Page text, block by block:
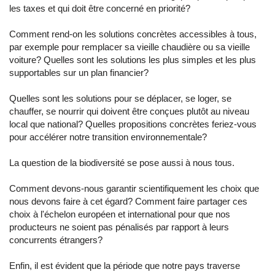
les taxes et qui doit être concerné en priorité?
Comment rend-on les solutions concrètes accessibles à tous,
par exemple pour remplacer sa vieille chaudière ou sa vieille
voiture? Quelles sont les solutions les plus simples et les plus
supportables sur un plan financier?
Quelles sont les solutions pour se déplacer, se loger, se
chauffer, se nourrir qui doivent être conçues plutôt au niveau
local que national? Quelles propositions concrètes feriez-vous
pour accélérer notre transition environnementale?
La question de la biodiversité se pose aussi à nous tous.
Comment devons-nous garantir scientifiquement les choix que
nous devons faire à cet égard? Comment faire partager ces
choix à l'échelon européen et international pour que nos
producteurs ne soient pas pénalisés par rapport à leurs
concurrents étrangers?
Enfin, il est évident que la période que notre pays traverse